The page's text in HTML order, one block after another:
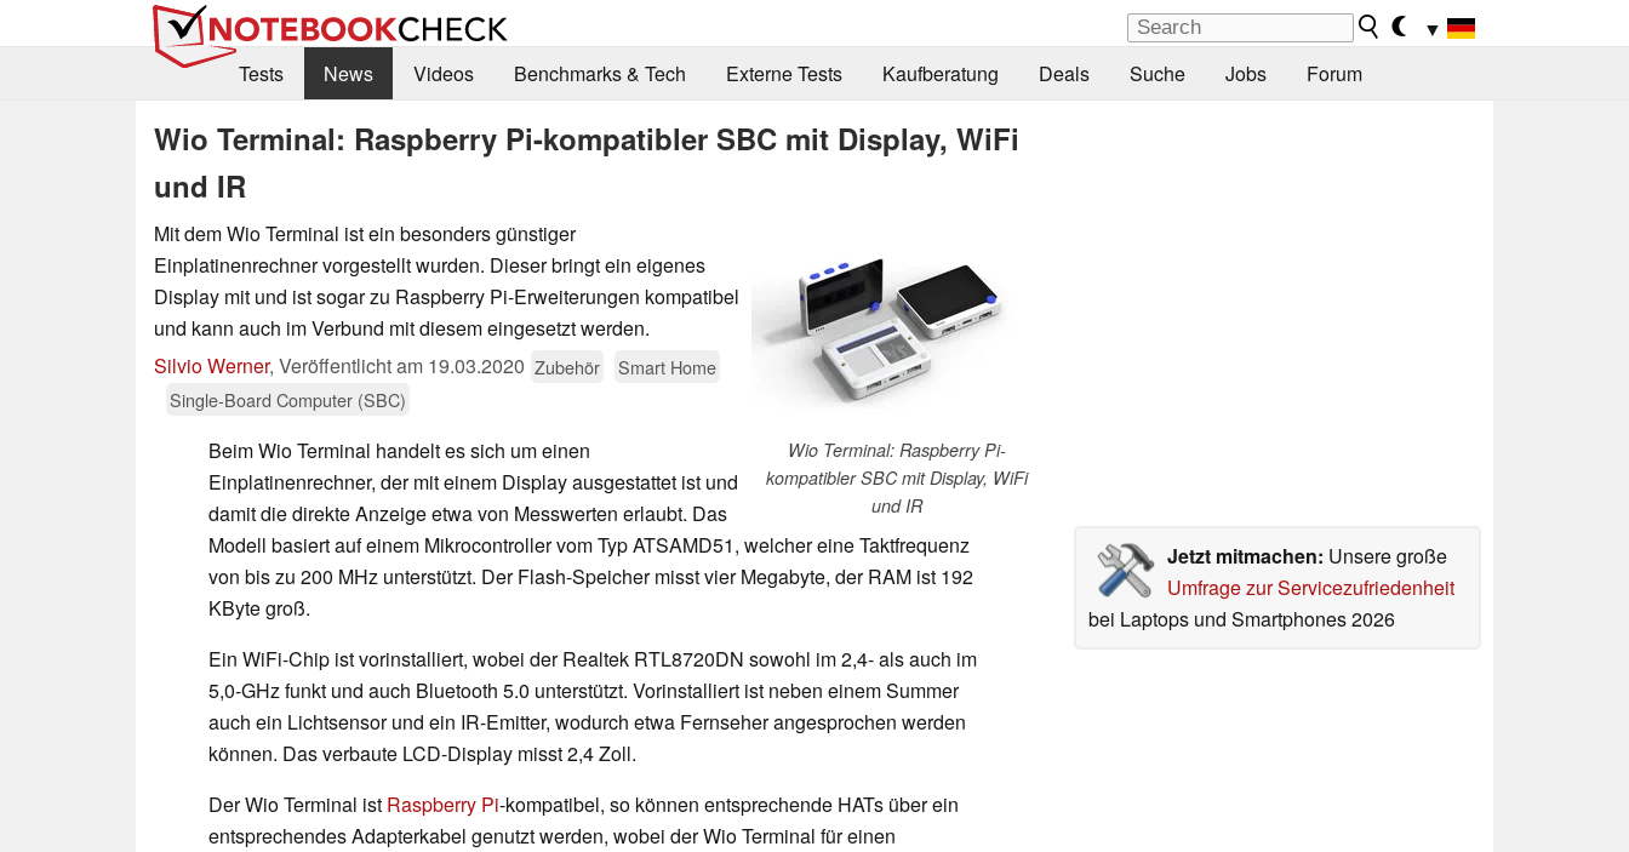
▼
Tests
News Videos Benchmarks & Tech Externe Tests Kaufberatung Deals Suche Jobs Forum
Wio Terminal: Raspberry Pi-kompatibler SBC mit Display, WiFi
und IR
Wio Terminal: Raspberry Pi-
kompatibler SBC mit Display, WiFi
und IR
Mit dem Wio Terminal ist ein besonders günstiger
Einplatinenrechner vorgestellt wurden. Dieser bringt ein eigenes
Display mit und ist sogar zu Raspberry Pi-Erweiterungen kompatibel
und kann auch im Verbund mit diesem eingesetzt werden.
Silvio Werner, Veröffentlicht am 19.03.2020 Zubehör
Smart Home
Single-Board Computer (SBC)
Jetzt mitmachen: Unsere große
Umfrage zur Servicezufriedenheit
bei Laptops und Smartphones 2026
Beim Wio Terminal handelt es sich um einen
Einplatinenrechner, der mit einem Display ausgestattet ist und
damit die direkte Anzeige etwa von Messwerten erlaubt. Das
Modell basiert auf einem Mikrocontroller vom Typ ATSAMD51, welcher eine Taktfrequenz
von bis zu 200 MHz unterstützt. Der Flash-Speicher misst vier Megabyte, der RAM ist 192
KByte groß.
Ein WiFi-Chip ist vorinstalliert, wobei der Realtek RTL8720DN sowohl im 2,4- als auch im
5,0-GHz funkt und auch Bluetooth 5.0 unterstützt. Vorinstalliert ist neben einem Summer
auch ein Lichtsensor und ein IR-Emitter, wodurch etwa Fernseher angesprochen werden
können. Das verbaute LCD-Display misst 2,4 Zoll.
Der Wio Terminal ist Raspberry Pi-kompatibel, so können entsprechende HATs über ein
entsprechendes Adapterkabel genutzt werden, wobei der Wio Terminal für einen